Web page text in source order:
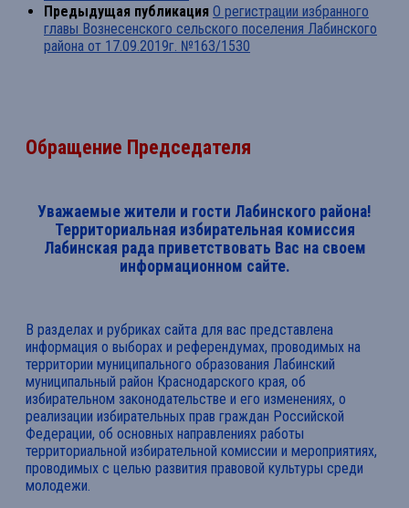
Предыдущая публикация О регистрации избранного
главы Вознесенского сельского поселения Лабинского
района от 17.09.2019г. №163/1530
Обращение Председателя
Уважаемые жители и гости Лабинского района!
Территориальная избирательная комиссия
Лабинская рада приветствовать Вас на своем
информационном сайте.
В разделах и рубриках сайта для вас представлена
информация о выборах и референдумах, проводимых на
территории муниципального образования Лабинский
муниципальный район Краснодарского края, об
избирательном законодательстве и его изменениях, о
реализации избирательных прав граждан Российской
Федерации, об основных направлениях работы
территориальной избирательной комиссии и мероприятиях,
проводимых с целью развития правовой культуры среди
молодежи.